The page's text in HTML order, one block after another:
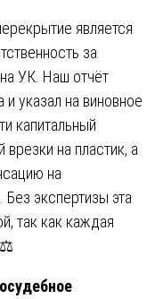
является
за
УК. Наш отчёт
указал на виновное
капитальный
на пластик, а
на
экспертизы эта
так как каждая